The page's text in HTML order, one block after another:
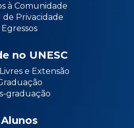
à Comunidade
de Privacidade
Egressos
no UNESC
e Extensão
graduação
Alunos